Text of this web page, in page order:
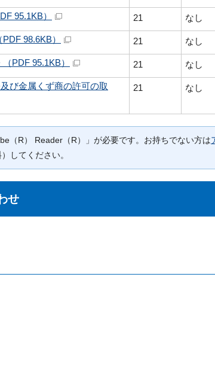
95.1KB） 21 なし
98.6KB） 21 なし
PDF 95.1KB） 21 なし
び金属くず商の許可の取
21 なし
（R） Reader（R）」が必要です。お持ちでない方は
してください。
せ